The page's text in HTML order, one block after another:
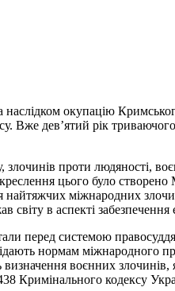
окупацію
Вже дев’ятий рік
проти людяності,
цього було
найтяжчих міжнародних
в аспекті
перед системою
нормам міжнародного
воєнних
Кримінального кодексу